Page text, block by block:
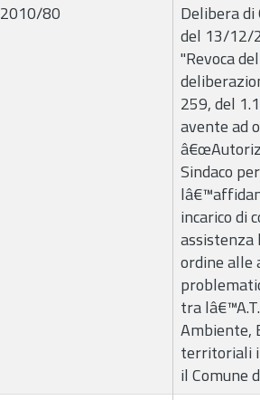
2010/80
Delibera di
del 13/12/
"Revoca
259, del
avente ad
Sindaco per
incarico di
assistenza
ordine alle
tra
Ambiente,
territoriali
il Comune